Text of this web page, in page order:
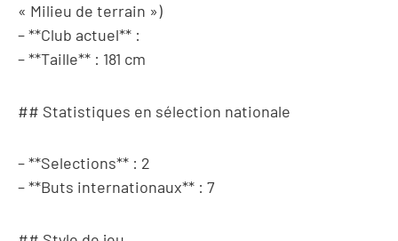
« Milieu de terrain »)
– **Club actuel** :
– **Taille** : 181 cm
## Statistiques en sélection nationale
– **Selections** : 2
– **Buts internationaux** : 7